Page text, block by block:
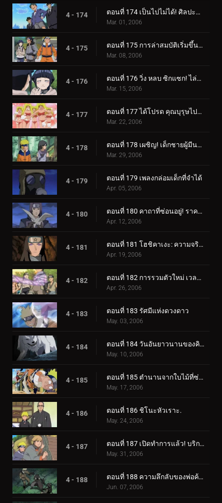
4 - 174 ตอนที่ 174 เป็นไปไม่ได้! ศิลปะนินจาคนดัง - Jutsu สไตล์เงิน!
Mar. 01, 2006
4 - 175 ตอนที่ 175 การล่าสมบัติเริ่มขึ้นแล้ว!
Mar. 08, 2006
4 - 176 ตอนที่ 176 วิ่ง หลบ ซิกแซก! ไล่ล่าหรือถูกไล่ล่า!
Mar. 15, 2006
4 - 177 ตอนที่ 177 ได้โปรด คุณบุรุษไปรษณีย์!!
Mar. 22, 2006
4 - 178 ตอนที่ 178 เผชิญ! เด็กชายผู้มีนามแห่งดวงดาว
Mar. 29, 2006
4 - 179 ตอนที่ 179 เพลงกล่อมเด็กที่จำได้
Apr. 05, 2006
4 - 180 ตอนที่ 180 คาถาที่ซ่อนอยู่! ราคาของศิลปะนินจา: คูจาคุ
Apr. 12, 2006
4 - 181 ตอนที่ 181 โฮชิคาเงะ: ความจริงที่ถูกฝังไว้
Apr. 19, 2006
4 - 182 ตอนที่ 182 การรวมตัวใหม่ เวลาที่เหลืออยู่
Apr. 26, 2006
4 - 183 ตอนที่ 183 รัศมีแห่งดวงดาว
May. 03, 2006
4 - 184 ตอนที่ 184 วันอันยาวนานของคิบะ!
May. 10, 2006
4 - 185 ตอนที่ 185 ตำนานจากใบไม้ที่ซ่อนอยู่: ออนบา!
May. 17, 2006
4 - 186 ตอนที่ 186 ชิโนะหัวเราะ.
May. 24, 2006
4 - 187 ตอนที่ 187 เปิดทำการแล้ว! บริการขนย้ายใบไม้
May. 31, 2006
4 - 188 ตอนที่ 188 ความลึกลับของพ่อค้าเป้าหมาย
Jun. 07, 2006